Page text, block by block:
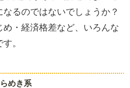
るのではないでしょうか？
・経済格差など、いろんな
。
めき系